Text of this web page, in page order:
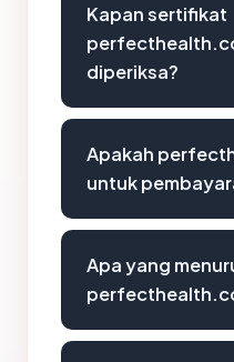
Kapan sertifikat
diperiksa?
Apakah
untuk
Apa yang